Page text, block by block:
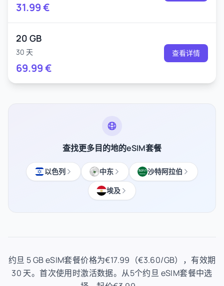
31.99€
20 GB
30 天
69.99€
查看详情
查找更多目的地的eSIM套餐
以色列 中东
沙特阿拉伯
埃及
约旦 5 GB eSIM套餐价格为€17.99（€3.60/GB），有效期
30 天。首次使用时激活数据。从5个约旦 eSIM套餐中选